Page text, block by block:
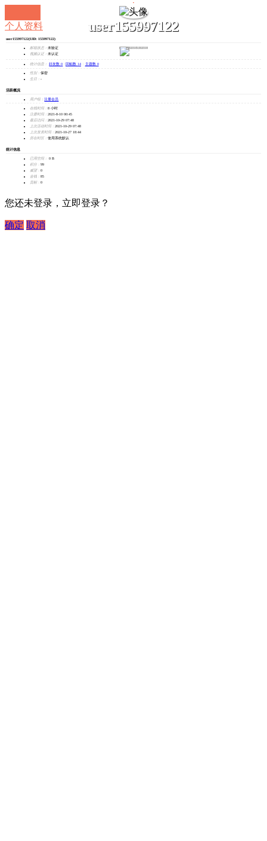
user155997122
发消息
个人资料
user155997122(UID: 155997122)
邮箱状态： 未验证
视频认证： 未认证
统计信息： 好友数 0 回帖数 14 主题数 0
性别： 保密
生日： -
活跃概况
用户组： 注册会员
在线时间： 8 小时
注册时间： 2021-8-10 00:45
最后访问： 2021-10-29 07:48
上次活动时间： 2021-10-29 07:48
上次发表时间： 2021-10-27 18:44
所在时区： 使用系统默认
统计信息
已用空间：
0 B
积分： 99
威望： 0
金钱： 85
贡献： 0
您还未登录，立即登录？
确定 取消